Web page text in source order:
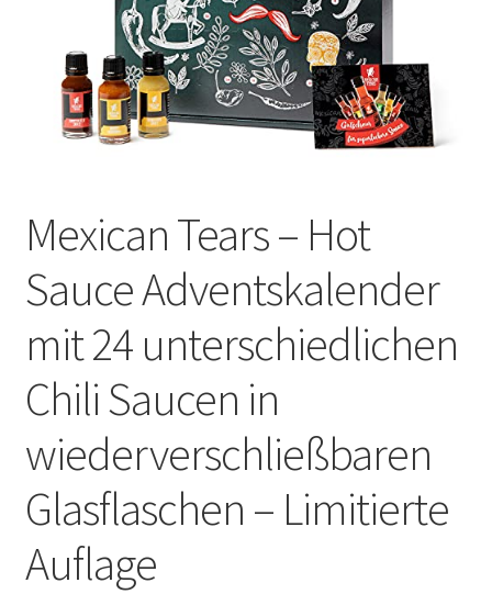
Mexican Tears – Hot
Sauce Adventskalender
mit 24 unterschiedlichen
Chili Saucen in
wiederverschließbaren
Glasflaschen – Limitierte
Auflage